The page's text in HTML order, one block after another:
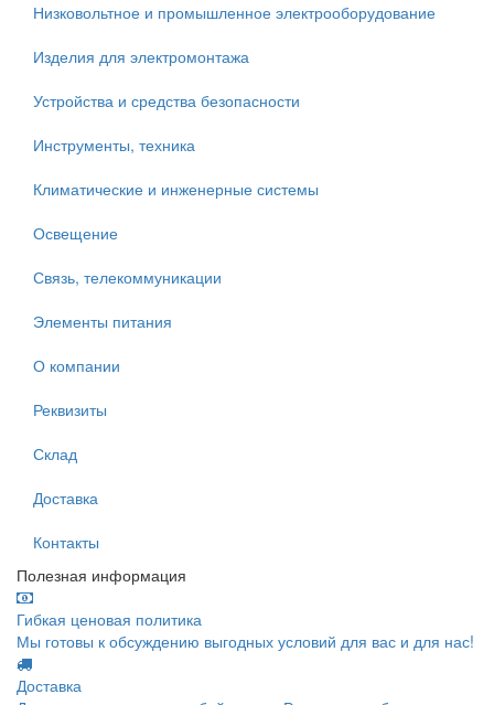
Низковольтное и промышленное электрооборудование
Изделия для электромонтажа
Устройства и средства безопасности
Инструменты, техника
Климатические и инженерные системы
Освещение
Связь, телекоммуникации
Элементы питания
О компании
Реквизиты
Склад
Доставка
Контакты
Полезная информация
Гибкая ценовая политика
Мы готовы к обсуждению выгодных условий для вас и для нас!
Доставка